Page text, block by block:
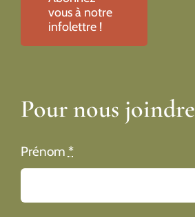
vous à notre
infolettre !
Pour nous joindre
Prénom *